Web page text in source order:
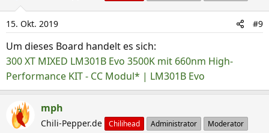
i
o
n
n
15. Okt. 2019 #9
Um dieses Board handelt es sich:
300 XT MIXED LM301B Evo 3500K mit 660nm High-
Performance KIT - CC Modul* | LM301B Evo
mph
Chili-Pepper.de Chilihead Administrator Moderator